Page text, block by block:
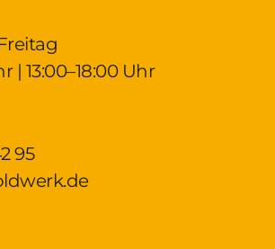
| 13:00–18:00 Uhr
95